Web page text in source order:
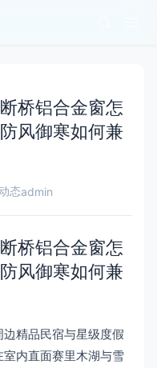
桥铝合金窗怎
风御寒如何兼
态admin
桥铝合金窗怎
风御寒如何兼
精品民宿与星级度假
内直面赛里木湖与雪